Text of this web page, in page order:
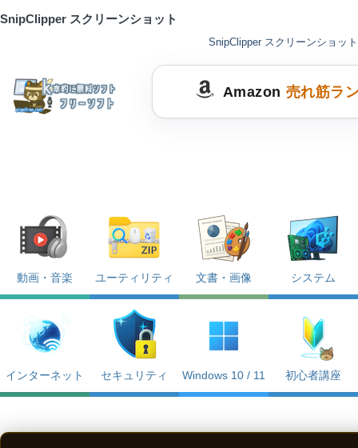
SnipClipper スクリーンショット
SnipClipper スクリーンショット
Amazon 売れ筋ラ
動画・音楽 ユーティリティ 文書・画像 システム
インターネット セキュリティ Windows 10 / 11 初心者講座